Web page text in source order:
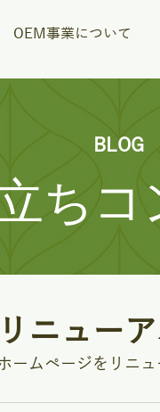
OEM事業について
ち
BLOG
ニュー
ームページをリニュ